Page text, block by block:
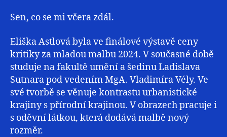
Sen, co se mi včera zdál.
Eliška Astlová byla ve finálové výstavě ceny
kritiky za mladou malbu 2024. V současné době
studuje na fakultě umění a šedinu Ladislava
Sutnara pod vedením MgA. Vladimíra Vély. Ve
své tvorbě se věnuje kontrastu urbanistické
krajiny s přírodní krajinou. V obrazech pracuje i
s oděvní látkou, která dodává malbě nový
rozměr.